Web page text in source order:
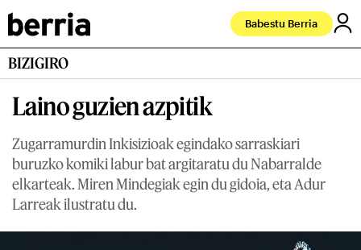
Babestu Berria
BIZIGIRO
Laino guzien azpitik
Zugarramurdin Inkisizioak egindako sarraskiari
buruzko komiki labur bat argitaratu du Nabarralde
elkarteak. Miren Mindegiak egin du gidoia, eta Adur
Larreak ilustratu du.